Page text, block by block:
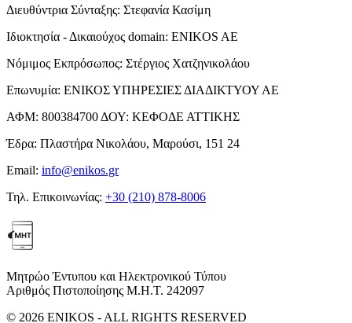
Διευθύντρια Σύνταξης: Στεφανία Κασίμη
Ιδιοκτησία - Δικαιούχος domain: ENIKOS AE
Νόμιμος Εκπρόσωπος: Στέργιος Χατζηνικολάου
Επωνυμία: ΕΝΙΚΟΣ ΥΠΗΡΕΣΙΕΣ ΔΙΑΔΙΚΤΥΟΥ ΑΕ
ΑΦΜ: 800384700 ΔΟΥ: ΚΕΦΟΔΕ ΑΤΤΙΚΗΣ
Έδρα: Πλαστήρα Νικολάου, Μαρούσι, 151 24
Email: info@enikos.gr
Τηλ. Επικοινωνίας: +30 (210) 878-8006
Μητρώο Έντυπου και Ηλεκτρονικού Τύπου
Αριθμός Πιστοποίησης Μ.Η.Τ. 242097
© 2026 ENIKOS - ALL RIGHTS RESERVED